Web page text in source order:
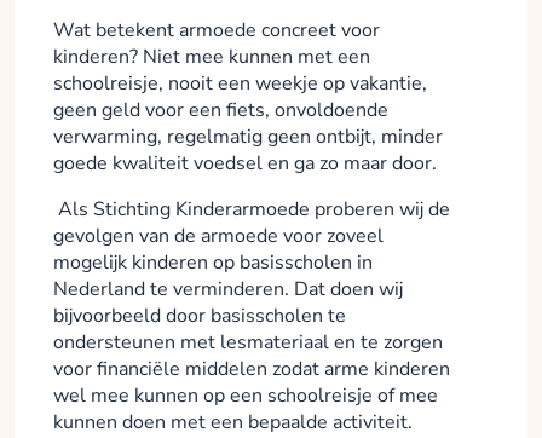
Wat betekent armoede concreet voor
kinderen? Niet mee kunnen met een
schoolreisje, nooit een weekje op vakantie,
geen geld voor een fiets, onvoldoende
verwarming, regelmatig geen ontbijt, minder
goede kwaliteit voedsel en ga zo maar door.
Als Stichting Kinderarmoede proberen wij de
gevolgen van de armoede voor zoveel
mogelijk kinderen op basisscholen in
Nederland te verminderen. Dat doen wij
bijvoorbeeld door basisscholen te
ondersteunen met lesmateriaal en te zorgen
voor financiële middelen zodat arme kinderen
wel mee kunnen op een schoolreisje of mee
kunnen doen met een bepaalde activiteit.